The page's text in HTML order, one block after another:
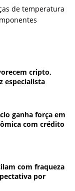
de temperatura
cripto,
especialista
ganha força em
com crédito
com fraqueza
por